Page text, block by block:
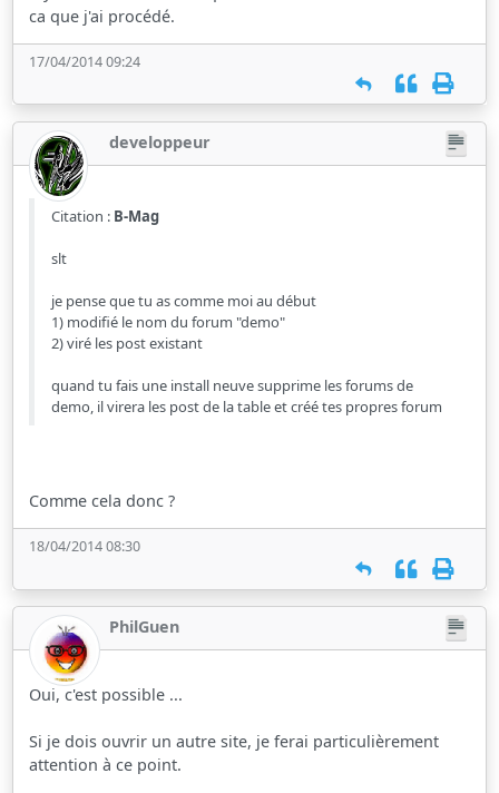
ca que j'ai procédé.
17/04/2014 09:24
developpeur
Citation : B-Mag
slt
je pense que tu as comme moi au début
1) modifié le nom du forum "demo"
2) viré les post existant
quand tu fais une install neuve supprime les forums de
demo, il virera les post de la table et créé tes propres forum
Comme cela donc ?
18/04/2014 08:30
PhilGuen
Oui, c'est possible ...
Si je dois ouvrir un autre site, je ferai particulièrement
attention à ce point.